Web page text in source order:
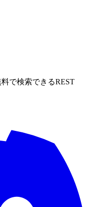
で検索できるREST